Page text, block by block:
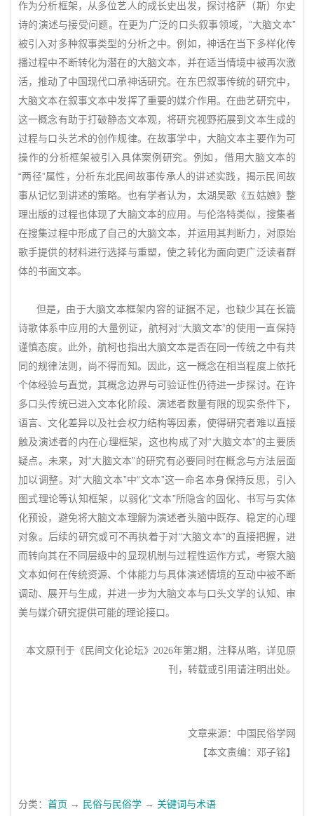
作为分析框架，从多位艺人的成长史出发，探讨格萨（斯）尔史
诗的演述与接受问题。在更为广泛的口头叙事领域，“大脑文本”
被引入对多种叙事类型的分析之中。例如，神话在当下多样化传
播过程中不断转化为潜在的大脑文本，并在适当情境中被再次激
活，推动了中国现代口承神话研究。在东巴叙事传统的研究中，
大脑文本在叙事文本中发挥了重要的媒介作用。在曲艺研究中，
这一概念有助于打破静态文本观，将研究视野拓展到文本生成的
过程与口头艺术的创作规律。在故事学中，大脑文本主要作为可
操作的分析框架被引入具体案例研究。例如，借用大脑文本的
“两径”属性，分析东北民间故事传承人的讲述实践，揭示民间故
事从记忆到讲述的策略。也有学者认为，太湖吴歌《五姑娘》整
理出版的过程也体现了大脑文本的应用。与伦洛特类似，搜集者
在搜集过程中形成了自己的大脑文本，并运用其判断力，对原始
歌手提供的材料进行选择与重塑，使之转化为面向更广泛读者群
体的书面文本。
但是，由于大脑文本框架内容的证据不足，也缺少其在长篇
诗歌体系中应用的大量例证，航柯对“大脑文本”的使用一直保持
谨慎态度。此外，航柯也指出大脑文本是否在同一传统之中有共
同的规律法则，尚不得而知。因此，这一概念在相当程度上依托
个体经验与直觉，其概念边界与可验证性仍待进一步探讨。在许
多口头传统已进入文本化阶段、演述者数量有限的现实条件下，
语言、文化差异以及社会权力结构等因素，使得研究者难以直接
触及演述者的内在心理框架，这也构成了对“大脑文本”的主要质
疑点。未来，对“大脑文本”的研究有必要同时在概念与方法层面
加以调整。对“大脑文本”中“文本”这一命名本身保持反思，引入
图式理论等认知框架，以弱化“文本”所隐含的固化、书写与实体
化预设，避免将大脑文本理解为演述者头脑中既存、稳定的心理
对象。后续的研究或可不再执着于对“大脑文本”的直接把握，进
而转向其在不同层级中的显现机制与过程性运作方式，考察大脑
文本如何在传统资源、个体能力与具体演述情境的互动中被不断
调动、展开与生成，并进一步为大脑文本与口头文学的认知、审
美与媒介研究提供可能的理论接口。
本文原刊于《民间文化论坛》2026年第2期， 注释从略，详见原
刊，转载或引用请注明出处。
文章来源：中国民俗学网
【本文责编：邓子铭】
分类： 首页 → 民俗与民俗学 → 关键词与术语